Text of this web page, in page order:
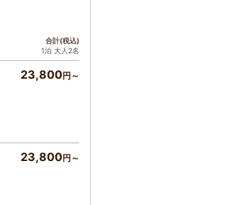
合計(税込)
1泊 大人2名
23,800円～
23,800円～